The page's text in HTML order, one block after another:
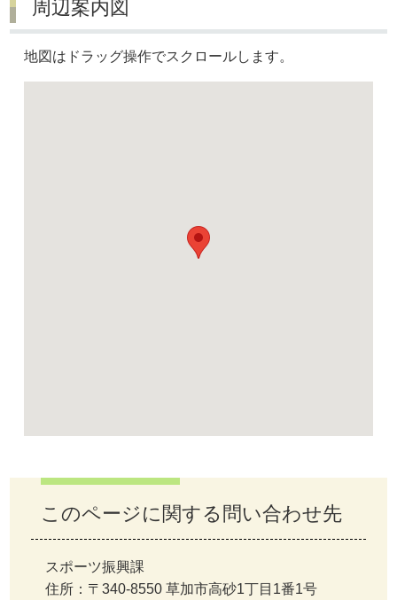
周辺案内図
地図はドラッグ操作でスクロールします。
このページに関する問い合わせ先
スポーツ振興課
住所：〒340-8550 草加市高砂1丁目1番1号